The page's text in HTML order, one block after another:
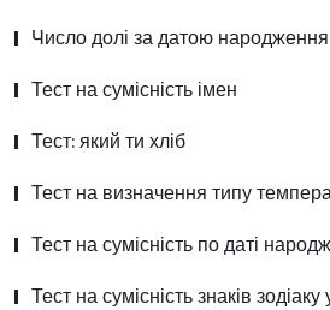
Число долі за датою народження
Тест на сумісність імен
Тест: який ти хліб
Тест на визначення типу
Тест на сумісність по даті
Тест на сумісність знаків зодіаку